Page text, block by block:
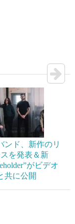
ンド、新作のリ
スを発表＆新
がビデオ
共に公開